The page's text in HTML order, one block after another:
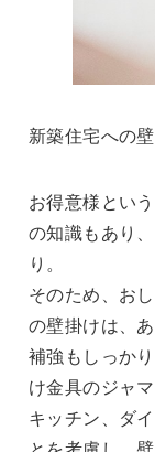
新築住宅への
お得意様とい
の知識もあり
り。
そのため、お
の壁掛けは、あ
補強もしっか
け金具のジャ
キッチン、ダ